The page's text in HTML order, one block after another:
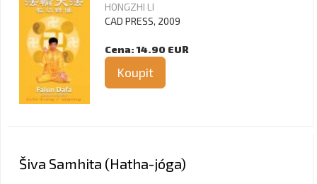
HONGZHI LI
CAD PRESS, 2009
Cena: 14.90 EUR
Koupit
Šiva Samhita (Hatha-jóga)